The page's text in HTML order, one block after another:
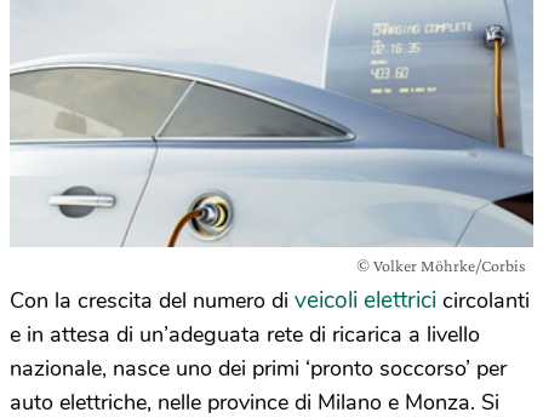
© Volker Möhrke/Corbis
Con la crescita del numero di veicoli elettrici circolanti
e in attesa di un’adeguata rete di ricarica a livello
nazionale, nasce uno dei primi ‘pronto soccorso’ per
auto elettriche, nelle province di Milano e Monza. Si